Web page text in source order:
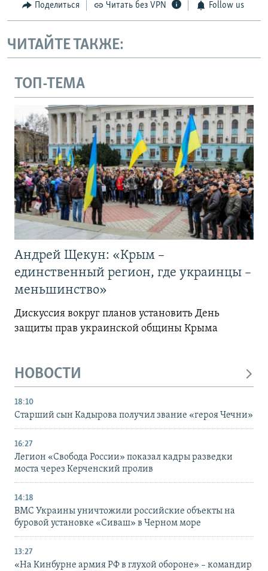
Поделиться Читать без VPN Follow us
ЧИТАЙТЕ ТАКЖЕ:
ТОП-ТЕМА
Андрей Щекун: «Крым –
единственный регион, где украинцы –
меньшинство»
Дискуссия вокруг планов установить День
защиты прав украинской общины Крыма
НОВОСТИ
18:10
Старший сын Кадырова получил звание «героя Чечни»
16:27
Легион «Свобода России» показал кадры разведки
моста через Керченский пролив
14:18
ВМС Украины уничтожили российские объекты на
буровой установке «Сиваш» в Черном море
13:27
«На Кинбурне армия РФ в глухой обороне» – командир